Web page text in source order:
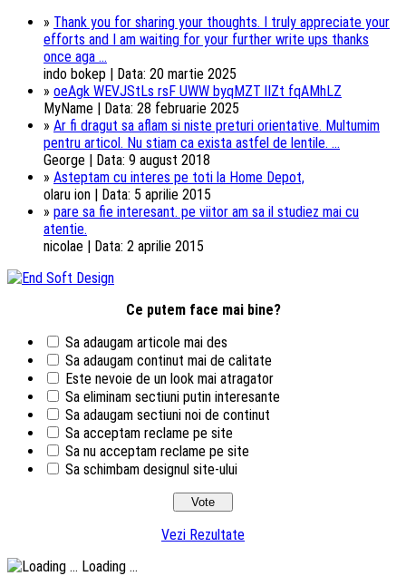
» Thank you for sharing your thoughts. I truly appreciate your
efforts and I am waiting for your further write ups thanks
once aga ...
indo bokep | Data: 20 martie 2025
» oeAgk WEVJStLs rsF UWW byqMZT lIZt fqAMhLZ
MyName | Data: 28 februarie 2025
» Ar fi dragut sa aflam si niste preturi orientative. Multumim
pentru articol. Nu stiam ca exista astfel de lentile. ...
George | Data: 9 august 2018
» Asteptam cu interes pe toti la Home Depot,
olaru ion | Data: 5 aprilie 2015
» pare sa fie interesant. pe viitor am sa il studiez mai cu
atentie.
nicolae | Data: 2 aprilie 2015
Ce putem face mai bine?
Sa adaugam articole mai des
Sa adaugam continut mai de calitate
Este nevoie de un look mai atragator
Sa eliminam sectiuni putin interesante
Sa adaugam sectiuni noi de continut
Sa acceptam reclame pe site
Sa nu acceptam reclame pe site
Sa schimbam designul site-ului
Vezi Rezultate
Loading ...